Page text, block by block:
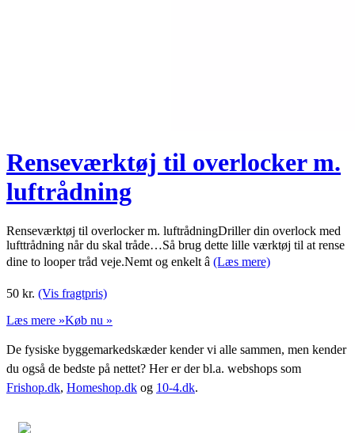
Renseværktøj til overlocker m.
luftrådning
Renseværktøj til overlocker m. luftrådningDriller din overlock med
lufttrådning når du skal tråde…Så brug dette lille værktøj til at rense
dine to looper tråd veje.Nemt og enkelt â (Læs mere)
50 kr. (Vis fragtpris)
Læs mere »Køb nu »
De fysiske byggemarkedskæder kender vi alle sammen, men kender
du også de bedste på nettet? Her er der bl.a. webshops som
Frishop.dk, Homeshop.dk og 10-4.dk.